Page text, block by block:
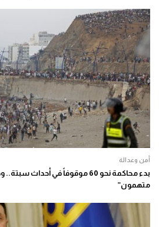
أمن وعدالة
بدء محاكمة نحو 60 موقوفاً في
متهمون”